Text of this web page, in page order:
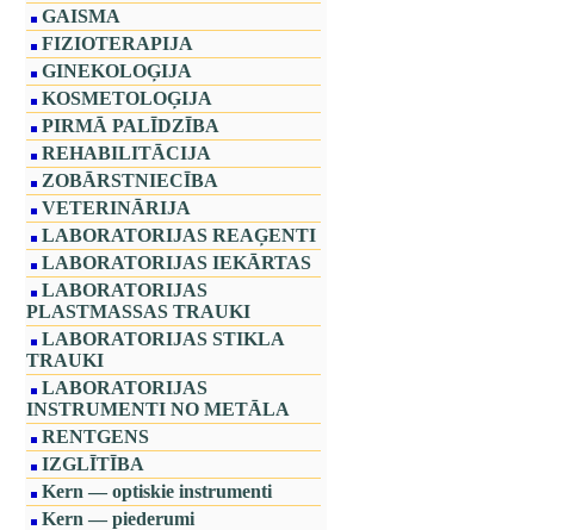
GAISMA
FIZIOTERAPIJA
GINEKOLOĢIJA
KOSMETOLOĢIJA
PIRMĀ PALĪDZĪBA
REHABILITĀCIJA
ZOBĀRSTNIECĪBA
VETERINĀRIJA
LABORATORIJAS REAĢENTI
LABORATORIJAS IEKĀRTAS
LABORATORIJAS
PLASTMASSAS TRAUKI
LABORATORIJAS STIKLA
TRAUKI
LABORATORIJAS
INSTRUMENTI NO METĀLA
RENTGENS
IZGLĪTĪBA
Kern — optiskie instrumenti
Kern — piederumi